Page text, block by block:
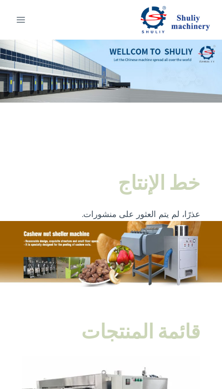
المحتوى
خط الإنتاج
عذرًا، لم يتم العثور على منشورات.
قائمة المنتجات